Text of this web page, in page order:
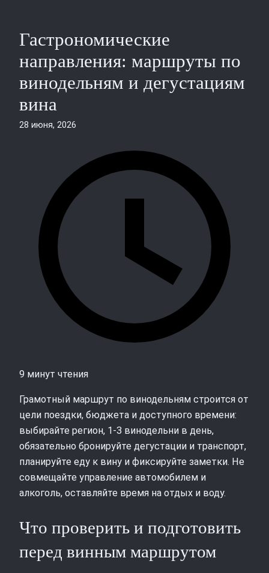
Гастрономические
направления: маршруты по
винодельням и дегустациям
вина
28 июня, 2026
9 минут чтения
Грамотный маршрут по винодельням строится от
цели поездки, бюджета и доступного времени:
выбирайте регион, 1-3 винодельни в день,
обязательно бронируйте дегустации и транспорт,
планируйте еду к вину и фиксируйте заметки. Не
совмещайте управление автомобилем и
алкоголь, оставляйте время на отдых и воду.
Что проверить и подготовить
перед винным маршрутом